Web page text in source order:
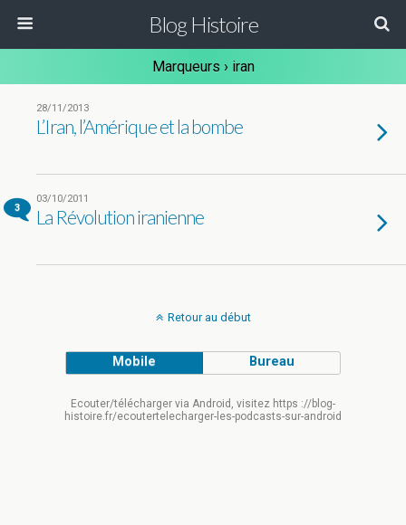
Blog Histoire
Marqueurs › iran
28/11/2013
L’Iran, l’Amérique et la bombe
3
03/10/2011
La Révolution iranienne
Retour au début
Mobile Bureau
Ecouter/télécharger via Android, visitez https ://blog-
histoire.fr/ecoutertelecharger-les-podcasts-sur-android